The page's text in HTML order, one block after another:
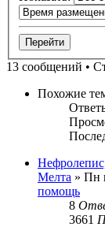
13 сообщений •
Похожие
Мелта » Пн
помощь
8
3661